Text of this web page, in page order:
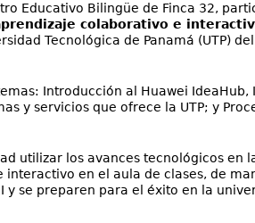
Educativo Bilingüe de Finca 32,
colaborativo e
Tecnológica de Panamá (UTP)
Introducción al Huawei IdeaHub,
y servicios que ofrece la UTP; y
utilizar los avances tecnológicos en
en el aula de clases, de
y se preparen para el éxito en la